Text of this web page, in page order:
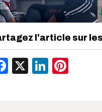
l'article sur
Facebook
X LinkedIn